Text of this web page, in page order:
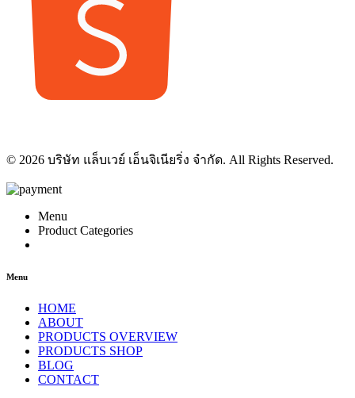
© 2026 บริษัท แล็บเวย์ เอ็นจิเนียริ่ง จำกัด. All Rights Reserved.
Menu
Product Categories
Menu
HOME
ABOUT
PRODUCTS OVERVIEW
PRODUCTS SHOP
BLOG
CONTACT